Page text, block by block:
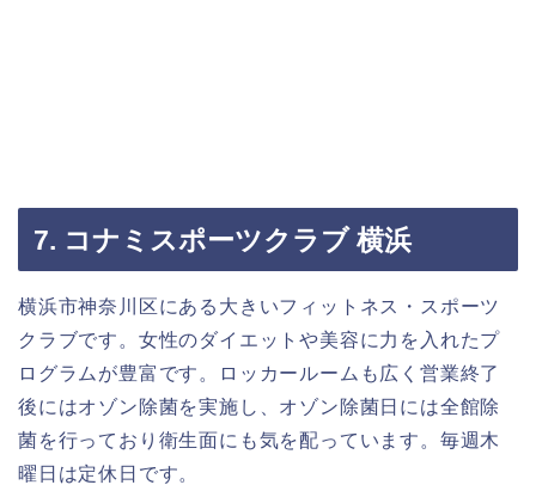
7. コナミスポーツクラブ 横浜
横浜市神奈川区にある大きいフィットネス・スポーツ
クラブです。女性のダイエットや美容に力を入れたプ
ログラムが豊富です。ロッカールームも広く営業終了
後にはオゾン除菌を実施し、オゾン除菌日には全館除
菌を行っており衛生面にも気を配っています。毎週木
曜日は定休日です。